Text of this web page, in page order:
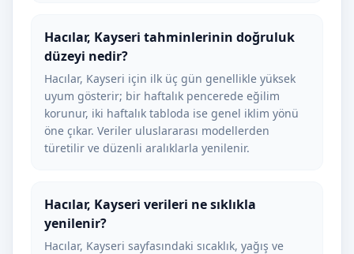
Hacılar, Kayseri tahminlerinin doğruluk
düzeyi nedir?
Hacılar, Kayseri için ilk üç gün genellikle yüksek
uyum gösterir; bir haftalık pencerede eğilim
korunur, iki haftalık tabloda ise genel iklim yönü
öne çıkar. Veriler uluslararası modellerden
türetilir ve düzenli aralıklarla yenilenir.
Hacılar, Kayseri verileri ne sıklıkla
yenilenir?
Hacılar, Kayseri sayfasındaki sıcaklık, yağış ve